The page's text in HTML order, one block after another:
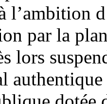
l’ambition
par la
lors